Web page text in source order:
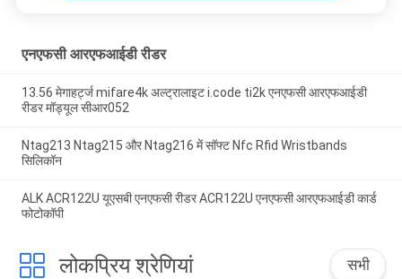
एनएफसी आरएफआईडी रीडर
13.56 मेगाहर्ट्ज mifare4k अल्ट्रालाइट i.code ti2k एनएफसी आरएफआईडी
रीडर मॉड्यूल सीआर052
Ntag213 Ntag215 और Ntag216 में सॉफ्ट Nfc Rfid Wristbands
सिलिकॉन
ALK ACR122U यूएसबी एनएफसी रीडर ACR122U एनएफसी आरएफआईडी कार्ड
फोटोकॉपी
लोकप्रिय श्रेणियां सभी